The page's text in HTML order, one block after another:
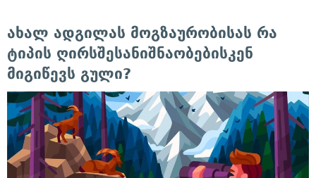
ახალ ადგილას მოგზაურობისას რა
ტიპის ღირსშესანიშნაობებისკენ
მიგიწევს გული?